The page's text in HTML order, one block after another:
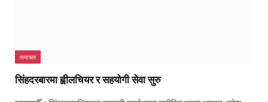
समाचार
सिंहदरबारमा ह्वीलचियर र सहयोगी सेवा सुरु